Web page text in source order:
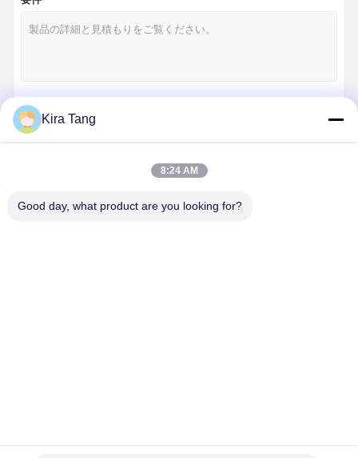
エチレン オキシドの滅菌装置
薬剤類の消毒剤
CSSD機器
Kira Tang
8:24 AM
Good day, what product are you looking for?